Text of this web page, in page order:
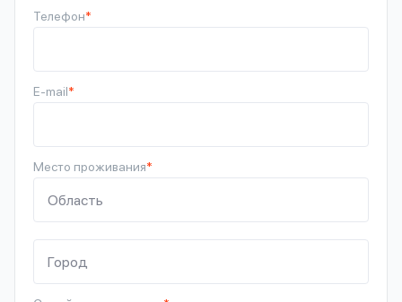
Телефон*
E-mail*
Место проживания*